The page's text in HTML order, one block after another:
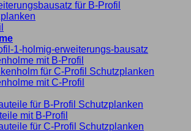
mit B-Profil
mit C-Profil
mit B-Profil